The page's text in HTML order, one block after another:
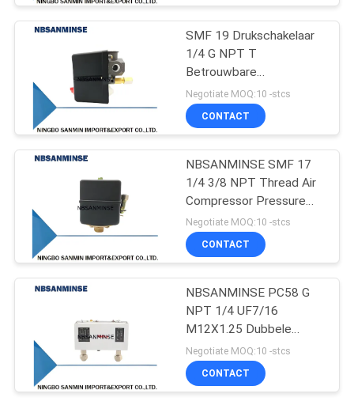
ONS
NIEUWS
VERZOEK
OM EEN
CITAAT
SITEMAP
PRIVACYBELEID
De pneumatische
Klep van Hoekseat
Pneumatische
Luchtvibrator
38
SMF 19 Drukschakelaar
1/4 G NPT T
Betrouwbare
besturingsschakelaar
voor
luchtcompressorpomp
Negotiate MOQ:10 -stcs
CONTACT
NBSANMINSE SMF 17
1/4 3/8 NPT Thread Air
Compressor Pressure
Switch 8-10bar 8-12bar
9-12.5bar 13-16bar
Negotiate MOQ:10 -stcs
CONTACT
NBSANMINSE PC58 G
NPT 1/4 UF7/16
M12X1.25 Dubbele
drukschakelaars in lucht
en water met twee
drukinstellingsplaatsen in
Negotiate MOQ:10 -stcs
CONTACT